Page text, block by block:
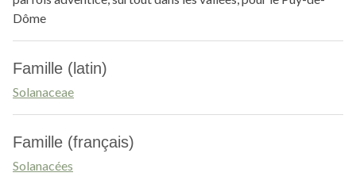
Dôme
Famille (latin)
Solanaceae
Famille (français)
Solanacées